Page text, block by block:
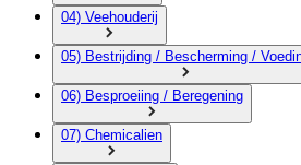
04) Veehouderij
05) Bestrijding / Bescherming /
06) Besproeiing / Beregening
07) Chemicalien